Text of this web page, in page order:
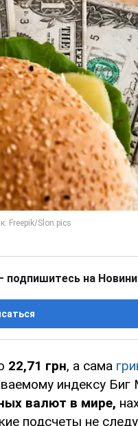
подпишитесь на Новини
22,71 грн, а сама
индексу Биг
валют в мире,
подсчеты не